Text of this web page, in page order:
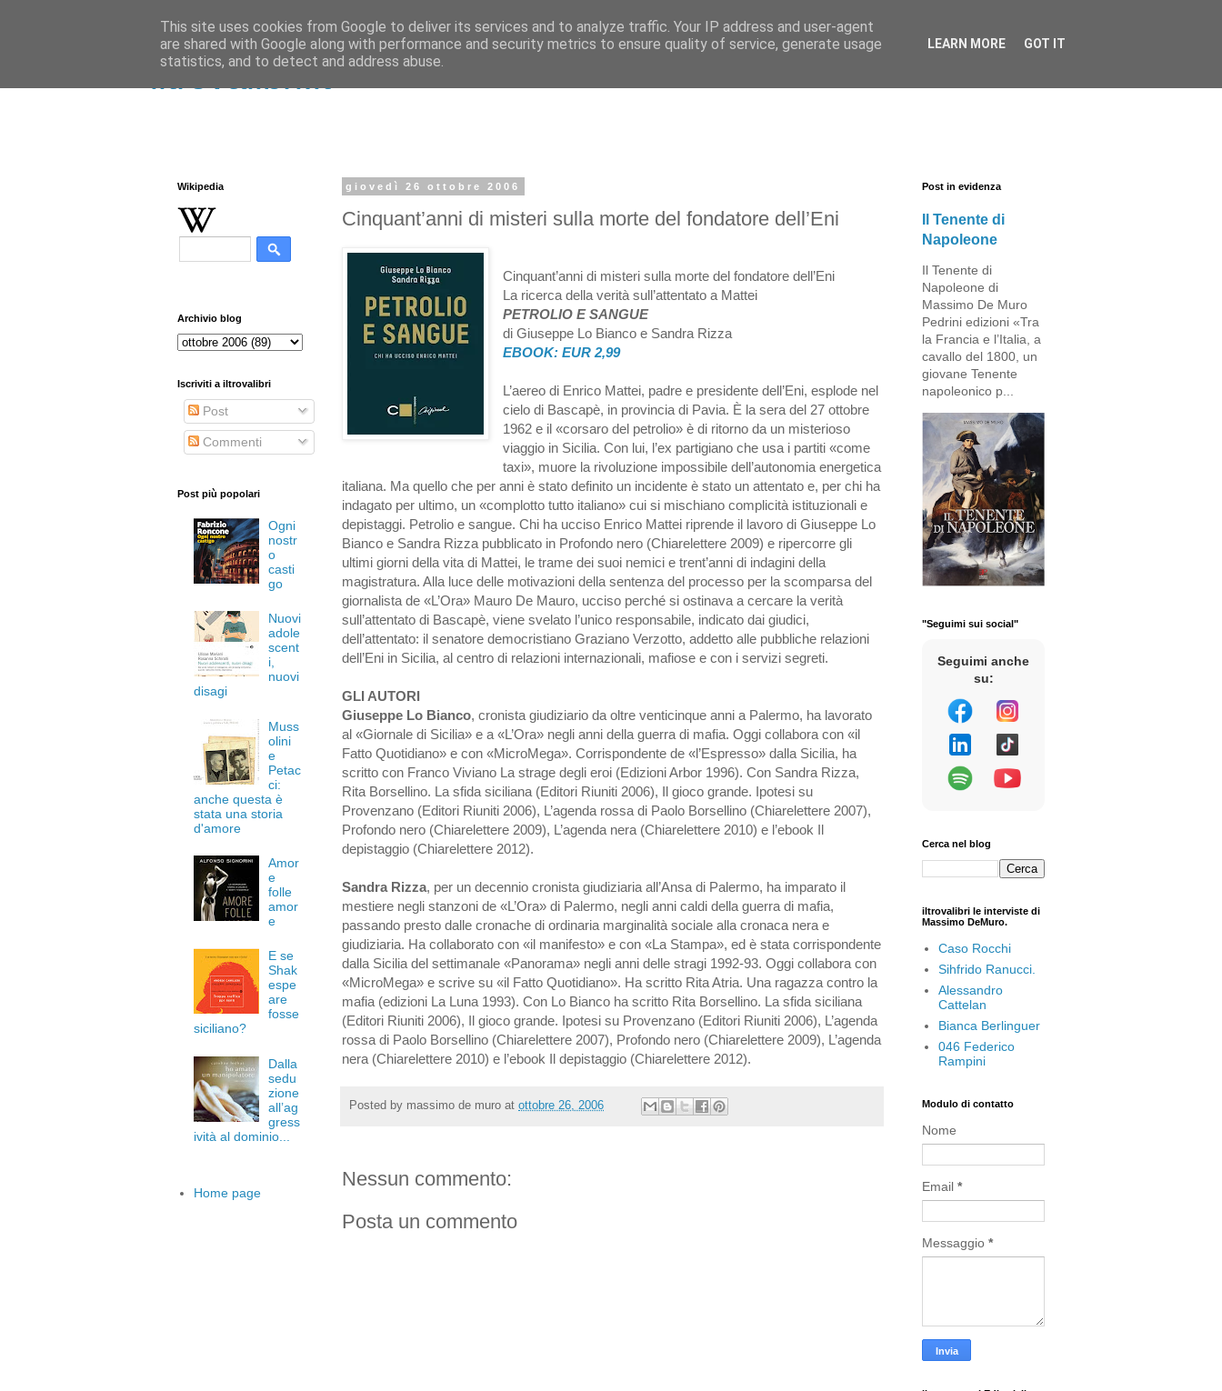
iltrovalibri.it
giovedì 26 ottobre 2006
Cinquant’anni di misteri sulla morte del fondatore dell’Eni
Cinquant’anni di misteri sulla morte del fondatore dell’Eni
La ricerca della verità sull’attentato a Mattei
PETROLIO E SANGUE
di Giuseppe Lo Bianco e Sandra Rizza
EBOOK: EUR 2,99
L’aereo di Enrico Mattei, padre e presidente dell’Eni, esplode nel
cielo di Bascapè, in provincia di Pavia. È la sera del 27 ottobre
1962 e il «corsaro del petrolio» è di ritorno da un misterioso
viaggio in Sicilia. Con lui, l’ex partigiano che usa i partiti «come
taxi», muore la rivoluzione impossibile dell’autonomia energetica
italiana. Ma quello che per anni è stato definito un incidente è stato un attentato e, per chi ha
indagato per ultimo, un «complotto tutto italiano» cui si mischiano complicità istituzionali e
depistaggi. Petrolio e sangue. Chi ha ucciso Enrico Mattei riprende il lavoro di Giuseppe Lo
Bianco e Sandra Rizza pubblicato in Profondo nero (Chiarelettere 2009) e ripercorre gli
ultimi giorni della vita di Mattei, le trame dei suoi nemici e trent’anni di indagini della
magistratura. Alla luce delle motivazioni della sentenza del processo per la scomparsa del
giornalista de «L’Ora» Mauro De Mauro, ucciso perché si ostinava a cercare la verità
sull’attentato di Bascapè, viene svelato l’unico responsabile, indicato dai giudici,
dell’attentato: il senatore democristiano Graziano Verzotto, addetto alle pubbliche relazioni
dell’Eni in Sicilia, al centro di relazioni internazionali, mafiose e con i servizi segreti.
GLI AUTORI
Giuseppe Lo Bianco, cronista giudiziario da oltre venticinque anni a Palermo, ha lavorato
al «Giornale di Sicilia» e a «L’Ora» negli anni della guerra di mafia. Oggi collabora con «il
Fatto Quotidiano» e con «MicroMega». Corrispondente de «l’Espresso» dalla Sicilia, ha
scritto con Franco Viviano La strage degli eroi (Edizioni Arbor 1996). Con Sandra Rizza,
Rita Borsellino. La sfida siciliana (Editori Riuniti 2006), Il gioco grande. Ipotesi su
Provenzano (Editori Riuniti 2006), L’agenda rossa di Paolo Borsellino (Chiarelettere 2007),
Profondo nero (Chiarelettere 2009), L’agenda nera (Chiarelettere 2010) e l’ebook Il
depistaggio (Chiarelettere 2012).
Sandra Rizza, per un decennio cronista giudiziaria all’Ansa di Palermo, ha imparato il
mestiere negli stanzoni de «L’Ora» di Palermo, negli anni caldi della guerra di mafia,
passando presto dalle cronache di ordinaria marginalità sociale alla cronaca nera e
giudiziaria. Ha collaborato con «il manifesto» e con «La Stampa», ed è stata corrispondente
dalla Sicilia del settimanale «Panorama» negli anni delle stragi 1992-93. Oggi collabora con
«MicroMega» e scrive su «il Fatto Quotidiano». Ha scritto Rita Atria. Una ragazza contro la
mafia (edizioni La Luna 1993). Con Lo Bianco ha scritto Rita Borsellino. La sfida siciliana
(Editori Riuniti 2006), Il gioco grande. Ipotesi su Provenzano (Editori Riuniti 2006), L’agenda
rossa di Paolo Borsellino (Chiarelettere 2007), Profondo nero (Chiarelettere 2009), L’agenda
nera (Chiarelettere 2010) e l’ebook Il depistaggio (Chiarelettere 2012).
Posted by massimo de muro at ottobre 26, 2006
Nessun commento:
Posta un commento
Wikipedia
Archivio blog
Iscriviti a iltrovalibri
Post
Commenti
Post più popolari
Ogni
nostr
o
casti
go
Nuovi
adole
scent
i,
nuovi
disagi
Muss
olini
e
Petac
ci:
anche questa è
stata una storia
d'amore
Amor
e
folle
amor
e
E se
Shak
espe
are
fosse
siciliano?
Dalla
sedu
zione
all’ag
gress
ività al dominio...
Home page
Post in evidenza
Il Tenente di
Napoleone
Il Tenente di
Napoleone di
Massimo De Muro
Pedrini edizioni «Tra
la Francia e l’Italia, a
cavallo del 1800, un
giovane Tenente
napoleonico p...
"Seguimi sui social"
Seguimi anche
su:
Cerca nel blog
iltrovalibri le interviste di
Massimo DeMuro.
Caso Rocchi
Sihfrido Ranucci.
Alessandro
Cattelan
Bianca Berlinguer
046 Federico
Rampini
Modulo di contatto
Nome
Email *
Messaggio *
This site uses cookies from Google to deliver its services and to analyze traffic. Your IP address and user-agent
are shared with Google along with performance and security metrics to ensure quality of service, generate usage
statistics, and to detect and address abuse.
LEARN MORE GOT IT